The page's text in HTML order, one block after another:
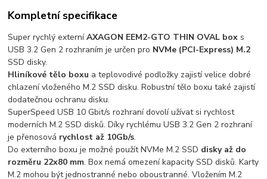
Kompletní specifikace
Super rychlý externíAXAGON EEM2-GTO THIN OVAL box s
USB 3.2 Gen 2 rozhraním je určen pro NVMe (PCI-Express) M.2
SSD disky.
Hliníkové tělo boxu a teplovodivé podložky zajistí velice dobré
chlazení vloženého M.2 SSD disku. Robustní tělo boxu také zajistí
dodatečnou ochranu disku.
SuperSpeed USB 10 Gbit/s rozhraní dovolí užívat si rychlost
moderních M.2 SSD disků. Díky rychlému USB 3.2 Gen 2 rozhraní
je přenosová rychlost až 10Gb/s.
Do externího boxu je možné použít NVMe M.2 SSD disky až do
rozměru 22x80 mm. Box nemá omezení kapacity SSD disků. Karty
M.2 mohou být jednostranné nebo oboustranné. Vložením M.2